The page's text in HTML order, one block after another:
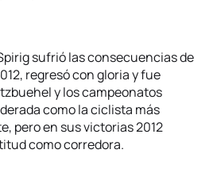
sufrió las consecuencias de
regresó con gloria y fue
y los campeonatos
como la ciclista más
pero en sus victorias 2012
como corredora.